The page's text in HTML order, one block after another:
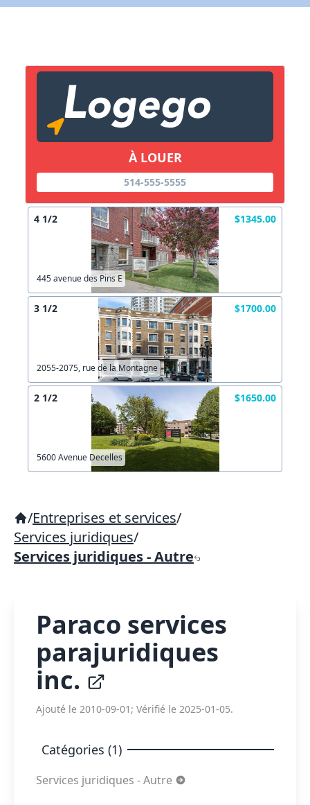
À LOUER
514-555-5555
4 1/2 $1345.00
445 avenue des Pins E
3 1/2 $1700.00
2055-2075, rue de la Montagne
2 1/2 $1650.00
5600 Avenue Decelles
/Entreprises et services/
Services juridiques/
Services juridiques - Autre
Paraco services
parajuridiques
inc.
Ajouté le 2010-09-01; Vérifié le 2025-01-05.
Catégories (1)
Services juridiques - Autre
X Fermer
Lien vers inscription (sera inclus dans courriel)
Copier lien
X Fermer Envoyez